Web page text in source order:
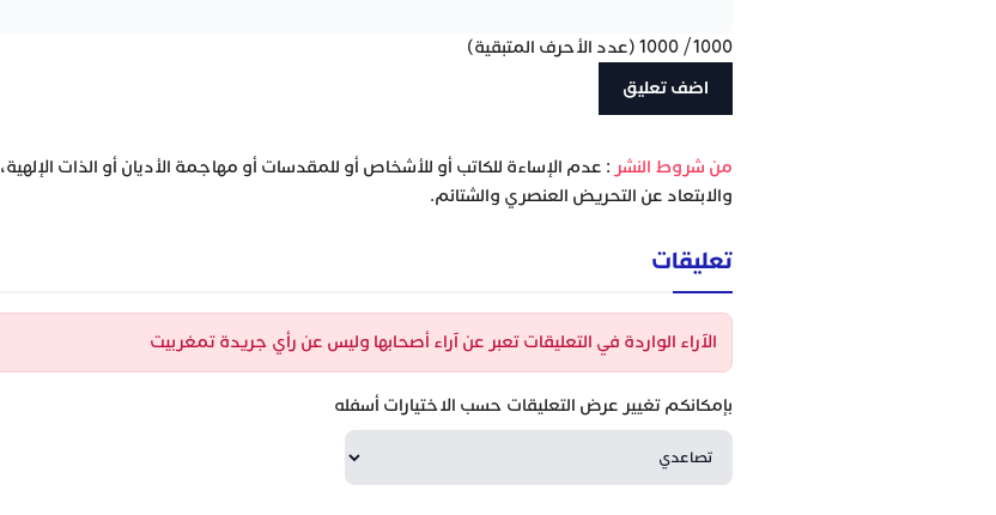
1000
/
1000 (عدد الأحرف المتبقية)
‫من شروط النشر : عدم الإساءة للكاتب أو للأشخاص أو للمقدسات أو مهاجمة الأديان أو الذات الإلهية،
والابتعاد عن التحريض العنصري والشتائم.
تعليقات
الآراء الواردة في التعليقات تعبر عن آراء أصحابها وليس عن رأي جريدة تمغربيت
بإمكانكم تغيير عرض التعليقات حسب الاختيارات أسفله